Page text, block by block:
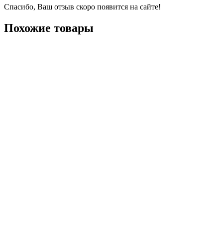
Спасибо, Ваш отзыв скоро появится на сайте!
Похожие товары